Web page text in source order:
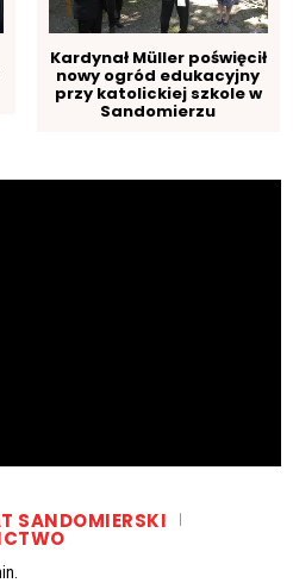
Kardynał Müller poświęcił
nowy ogród edukacyjny
przy katolickiej szkole w
Sandomierzu